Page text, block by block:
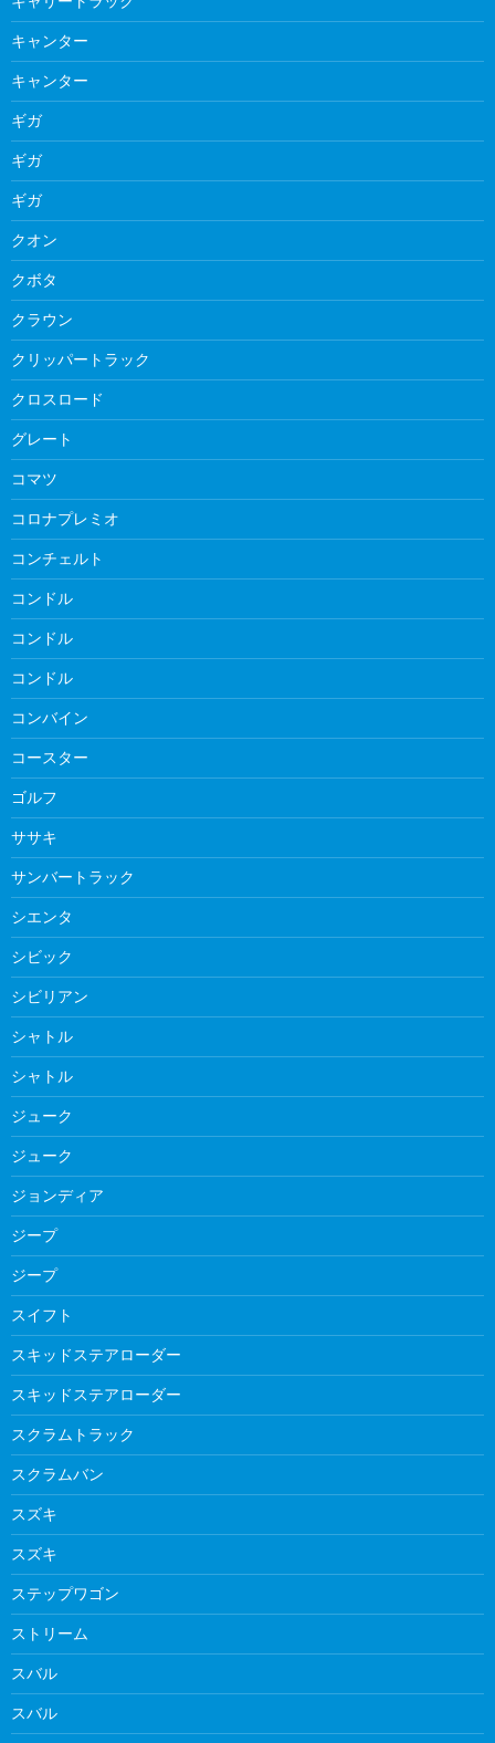
キャンター
キャンター
ギガ
ギガ
ギガ
クオン
クボタ
クラウン
クリッパートラック
クロスロード
グレート
コマツ
コロナプレミオ
コンチェルト
コンドル
コンドル
コンドル
コンバイン
コースター
ゴルフ
ササキ
サンバートラック
シエンタ
シビック
シビリアン
シャトル
シャトル
ジューク
ジューク
ジョンディア
ジープ
ジープ
スイフト
スキッドステアローダー
スキッドステアローダー
スクラムトラック
スクラムバン
スズキ
スズキ
ステップワゴン
ストリーム
スバル
スバル